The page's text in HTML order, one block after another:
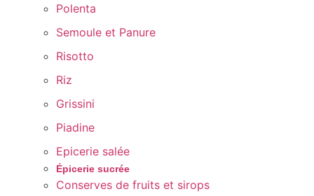
Polenta
Semoule et Panure
Risotto
Riz
Grissini
Piadine
Epicerie salée
Épicerie sucrée
Conserves de fruits et sirops